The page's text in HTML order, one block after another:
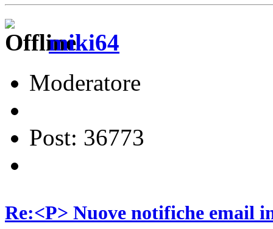
miki64
Moderatore
Post: 36773
Re:<P> Nuove notifiche email